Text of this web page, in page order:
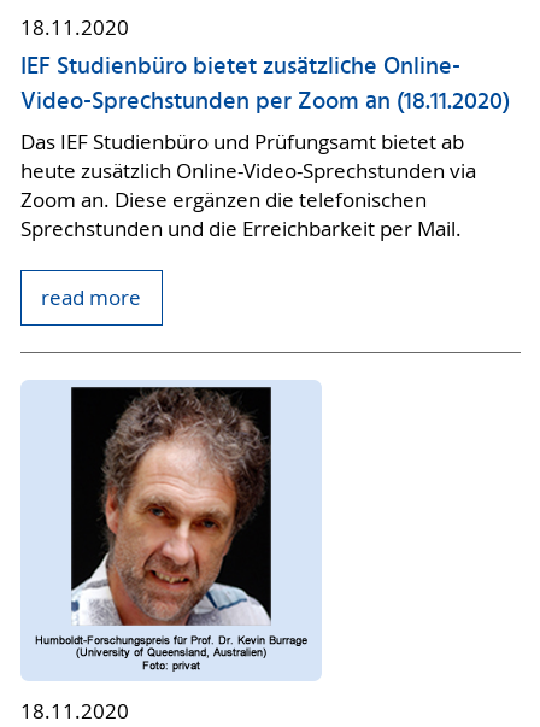
18.11.2020
IEF Studienbüro bietet zusätzliche Online-
Video-Sprechstunden per Zoom an (18.11.2020)
Das IEF Studienbüro und Prüfungsamt bietet ab
heute zusätzlich Online-Video-Sprechstunden via
Zoom an. Diese ergänzen die telefonischen
Sprechstunden und die Erreichbarkeit per Mail.
read more
18.11.2020